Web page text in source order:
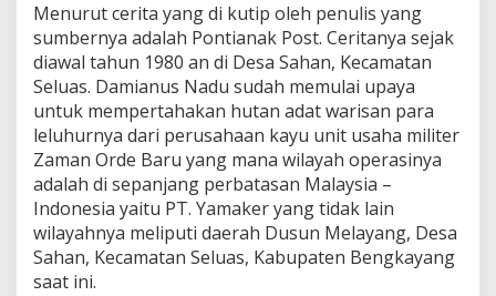
Menurut cerita yang di kutip oleh penulis yang
sumbernya adalah Pontianak Post. Ceritanya sejak
diawal tahun 1980 an di Desa Sahan, Kecamatan
Seluas. Damianus Nadu sudah memulai upaya
untuk mempertahakan hutan adat warisan para
leluhurnya dari perusahaan kayu unit usaha militer
Zaman Orde Baru yang mana wilayah operasinya
adalah di sepanjang perbatasan Malaysia –
Indonesia yaitu PT. Yamaker yang tidak lain
wilayahnya meliputi daerah Dusun Melayang, Desa
Sahan, Kecamatan Seluas, Kabupaten Bengkayang
saat ini.